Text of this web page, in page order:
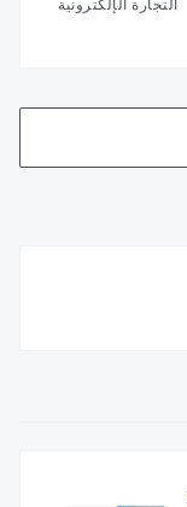
التجارة الإلكترونية